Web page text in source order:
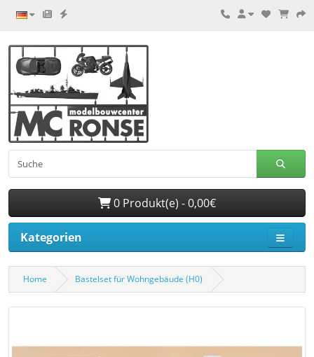
0 Produkt(e) - 0,00€
Kategorien
Home Bastelset für Wohngebäude (H0)